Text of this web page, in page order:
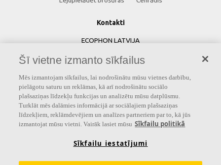
Kontakti
ECOPHON LATVIJA
Saint-Gobain Celtniecības Produkti SIA
Rīga, LV-1067
Latvija
Tālrunis: +371 67500044
Šī vietne izmanto sīkfailus
Mēs izmantojam sīkfailus, lai nodrošinātu mūsu vietnes darbību,
pielāgotu saturu un reklāmas, kā arī nodrošinātu sociālo
plašsaziņas līdzekļu funkcijas un analizētu mūsu datplūsmu.
Turklāt mēs dalāmies informācijā ar sociālajiem plašsaziņas
līdzekļiem, reklāmdevējiem un analīzes partneriem par to, kā jūs
izmantojat mūsu vietni. Vairāk lasiet mūsu Sīkfailu politikā
Sīkfailu iestatījumi